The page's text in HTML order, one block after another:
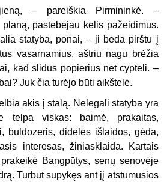
– pareiškia Pirmininkė. –
pastebėjau kelis pažeidimus.
statyba, ponai, – ji beda pirštu į
vasarnamius, aštriu nagu brėžia
kad slidus popierius net cypteli. –
Juk čia turėjo būti aikštelė.
akis į stalą. Nelegali statyba yra
telpa viskas: baimė, prakaitas,
buldozeris, didelės išlaidos, gėda,
interesas, žiniasklaida. Kartais
Bangpūtys, senų senovėje
Turbūt supykęs ant jį atstūmusios